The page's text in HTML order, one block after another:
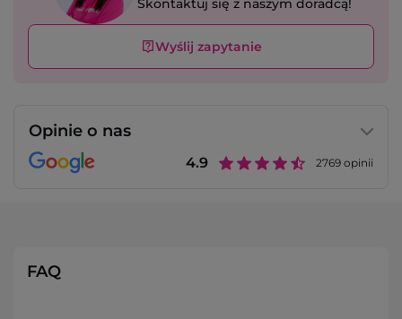
Skontaktuj się z naszym doradcą!
Wyślij zapytanie
Opinie o nas
4.9 2769 opinii
FAQ